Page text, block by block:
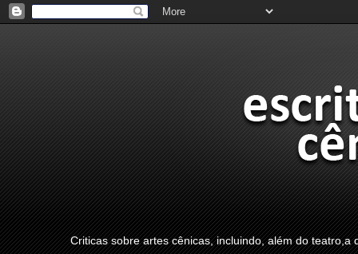
Criticas sobre artes cênicas, incluindo, além do